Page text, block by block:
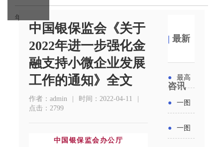
年进一步强化金融支持小微企业发展工作的通知》全文
中国银保监会《关于
2022年进一步强化金
融支持小微企业发展
工作的通知》全文
作者：admin | 时间：2022-04-11
|
点击：2799
中国银保监会办公厅
|最新
咨讯
● 最高
元！贵
● 一图
● 一图